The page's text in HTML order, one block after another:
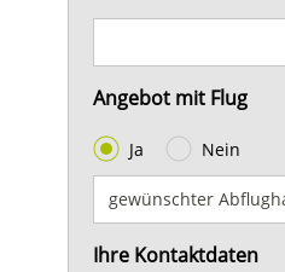
Angebot mit Flug
Ja Nein
Ihre Kontaktdaten